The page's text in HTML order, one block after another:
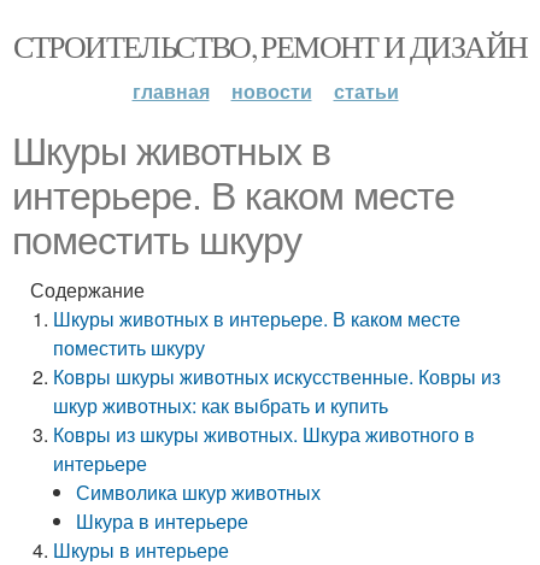
СТРОИТЕЛЬСТВО, РЕМОНТ И ДИЗАЙН
главная новости статьи
Шкуры животных в
интерьере. В каком месте
поместить шкуру
Содержание
Шкуры животных в интерьере. В каком месте
поместить шкуру
Ковры шкуры животных искусственные. Ковры из
шкур животных: как выбрать и купить
Ковры из шкуры животных. Шкура животного в
интерьере
Символика шкур животных
Шкура в интерьере
Шкуры в интерьере